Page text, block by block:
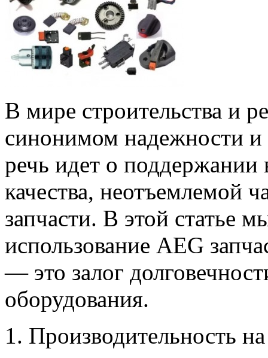
В мире строительства и
синонимом надежности и
речь идет о поддержании
качества, неотъемлемой
запчасти. В этой статье
использование AEG
— это залог
оборудования.
1. Производительность